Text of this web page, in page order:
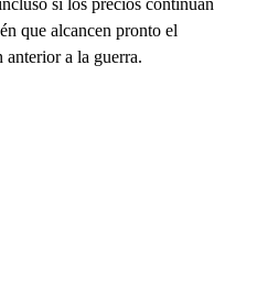
que alcancen pronto el
a la guerra.